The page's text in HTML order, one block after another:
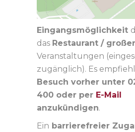
Eingangsmöglichkeit
das Restaurant / großer
Veranstaltungen
zugänglich). Es
Besuch vorher unter
400 oder per E-Mail
anzukündigen.
Ein barrierefreier